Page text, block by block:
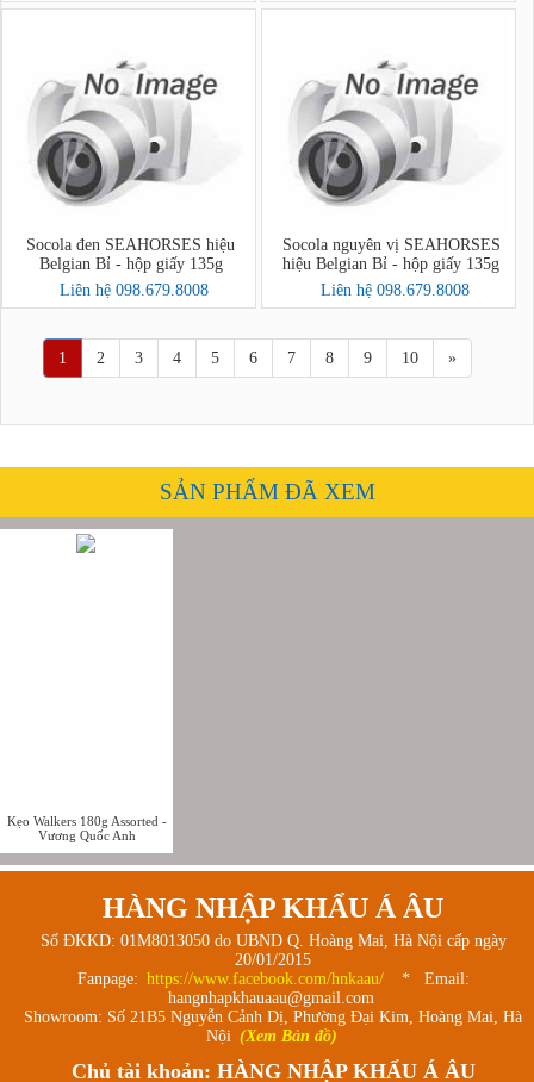
Socola đen SEAHORSES hiệu
Belgian Bỉ - hộp giấy 135g
Liên hệ 098.679.8008
Socola nguyên vị SEAHORSES
hiệu Belgian Bỉ - hộp giấy 135g
Liên hệ 098.679.8008
1 2 3 4 5 6 7 8 9 10 »
SẢN PHẨM ĐÃ XEM
Kẹo Walkers 180g Assorted -
Vương Quốc Anh
HÀNG NHẬP KHẨU Á ÂU
Số ĐKKD: 01M8013050 do UBND Q. Hoàng Mai, Hà Nội cấp ngày
20/01/2015
Fanpage: https://www.facebook.com/hnkaau/
* Email:
hangnhapkhauaau@gmail.com
Showroom: Số 21B5 Nguyễn Cảnh Dị, Phường Đại Kim, Hoàng Mai, Hà
Nội (Xem Bản đồ)
Chủ tài khoản: HÀNG NHẬP KHẨU Á ÂU